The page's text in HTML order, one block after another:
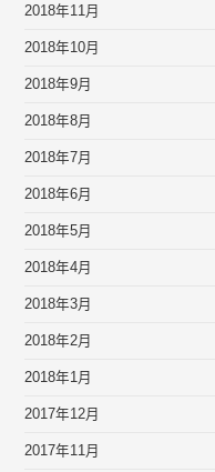
2018年11月
2018年10月
2018年9月
2018年8月
2018年7月
2018年6月
2018年5月
2018年4月
2018年3月
2018年2月
2018年1月
2017年12月
2017年11月